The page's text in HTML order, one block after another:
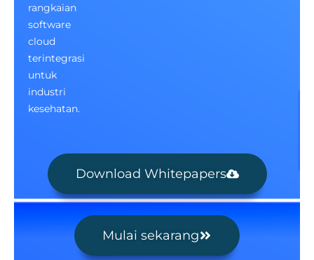
rangkaian
software
cloud
terintegrasi
untuk
industri
kesehatan.
Download Whitepapers
Mulai sekarang